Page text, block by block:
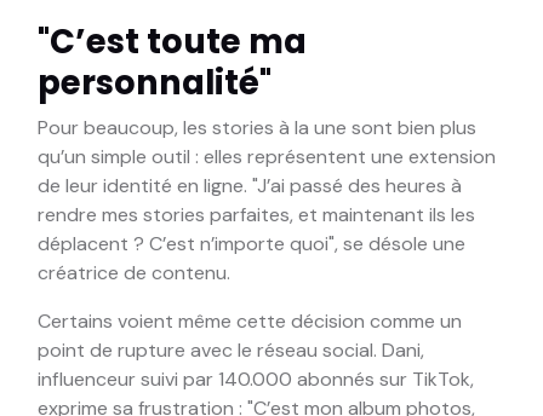
"C’est toute ma
personnalité"
Pour beaucoup, les stories à la une sont bien plus
qu’un simple outil : elles représentent une extension
de leur identité en ligne. "J’ai passé des heures à
rendre mes stories parfaites, et maintenant ils les
déplacent ? C’est n’importe quoi", se désole une
créatrice de contenu.
Certains voient même cette décision comme un
point de rupture avec le réseau social. Dani,
influenceur suivi par 140.000 abonnés sur TikTok,
exprime sa frustration : "C’est mon album photos,